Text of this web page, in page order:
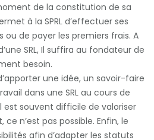
de la constitution de sa
à la SPRL d’effectuer ses
de payer les premiers frais. A
SRL, Il suffira au fondateur de
besoin.
une idée, un savoir-faire
dans une SRL au cours de
est souvent difficile de valoriser
n’est pas possible. Enfin, le
afin d’adapter les statuts